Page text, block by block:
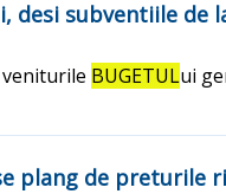
desi subventiile de
BUGETULui
plang de preturile